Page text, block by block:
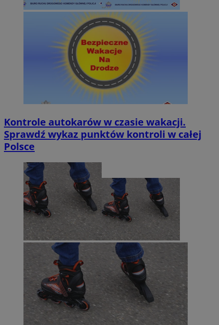
Kontrole autokarów w czasie wakacji.
Sprawdź wykaz punktów kontroli w całej
Polsce